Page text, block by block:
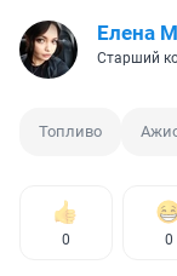
Елена
Старший
Топливо
0 0